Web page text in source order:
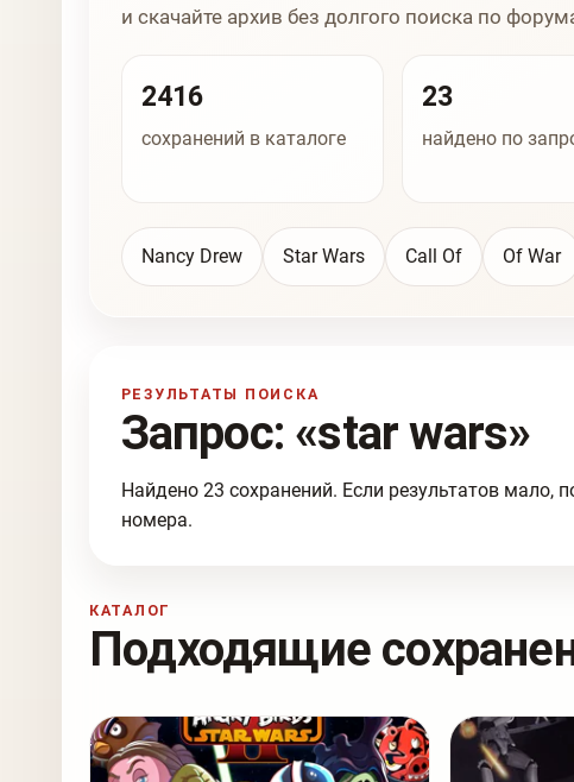
и скачайте архив без долгого поиска по
2416
сохранений в каталоге
23
найдено по
Nancy Drew Star Wars Call Of Of War
РЕЗУЛЬТАТЫ ПОИСКА
Запрос: «star wars»
Найдено 23 сохранений. Если результатов мало,
номера.
КАТАЛОГ
Подходящие